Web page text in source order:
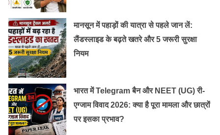
इन्होंने एक फेसबुक ग्रुप भी बनाया जिसका नाम The Stealthy
Freedom है, इसके लगभग 803,000 Followers हैं.
मानसून में पहाड़ों की यात्रा से पहले जान लें:
लैंडस्लाइड के बढ़ते खतरे और 5 जरूरी सुरक्षा
नियम
भारत में Telegram बैन और NEET (UG) री-
एग्जाम विवाद 2026: क्या है पूरा मामला और छात्रों
पर इसका प्रभाव?